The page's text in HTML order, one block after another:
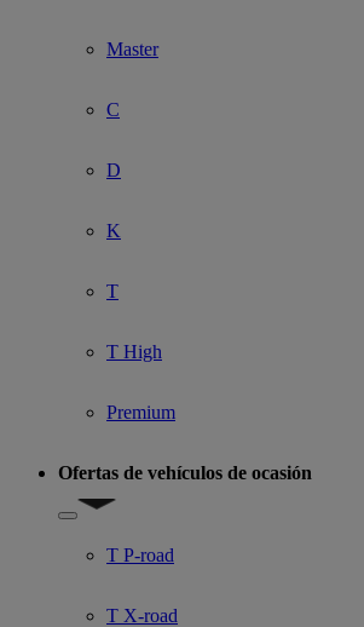
Master
C
D
K
T
T High
Premium
Ofertas de vehículos de ocasión
Show submenu for Ofertas de vehículos
T P-road
T X-road